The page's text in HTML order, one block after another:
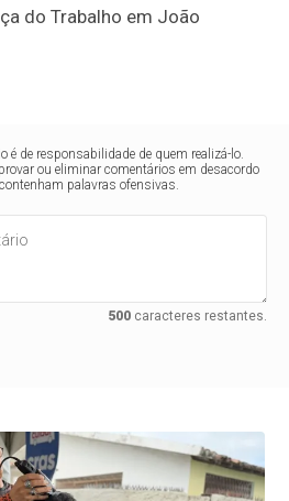
do Trabalho em João
é de responsabilidade de quem realizá-lo.
ou eliminar comentários em desacordo
palavras ofensivas.
500caracteres restantes.